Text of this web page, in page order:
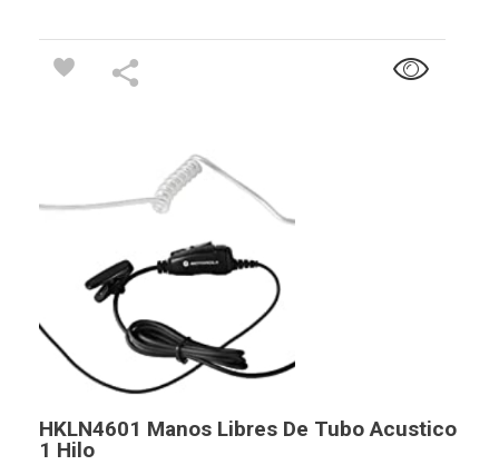
HKLN4601 Manos Libres De Tubo Acustico
1 Hilo